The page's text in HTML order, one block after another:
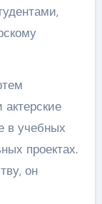
в учебных
проектах.
он